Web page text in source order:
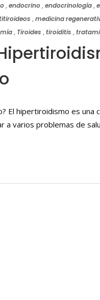
,endocrino,endocrinología,
,medicina
, Tiroides ,tiroiditis ,
El hipertiroidismo es una
a varios problemas de